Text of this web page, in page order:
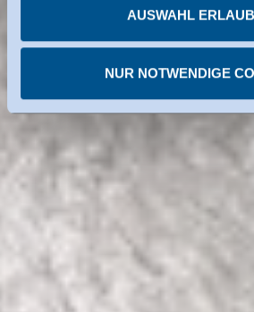
Organisationen in den USA dienen.
Privacy Framework. Details dazu
einzelnen Diensten.
Sie können erteilte Einwilligungen
widerrufen.
AUSWAHL
NUR NOTWENDIGE